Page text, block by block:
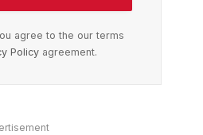
agree to the our terms
Policyagreement.